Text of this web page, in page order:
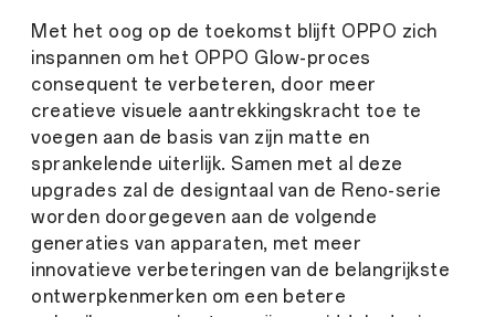
Met het oog op de toekomst blijft OPPO zich
inspannen om het OPPO Glow-proces
consequent te verbeteren, door meer
creatieve visuele aantrekkingskracht toe te
voegen aan de basis van zijn matte en
sprankelende uiterlijk. Samen met al deze
upgrades zal de designtaal van de Reno-serie
worden doorgegeven aan de volgende
generaties van apparaten, met meer
innovatieve verbeteringen van de belangrijkste
ontwerpkenmerken om een betere